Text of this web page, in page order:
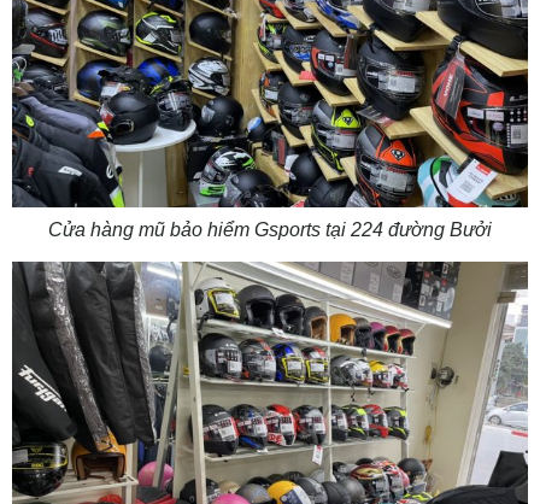
Cửa hàng mũ bảo hiểm Gsports tại 224 đường Bưởi